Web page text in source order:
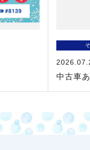
中古車